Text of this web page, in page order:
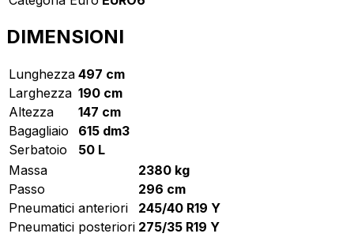
DIMENSIONI
Lunghezza 497 cm
Larghezza 190 cm
Altezza
147 cm
Bagagliaio
615 dm3
Serbatoio
50 L
Massa
2380 kg
Passo
296 cm
Pneumatici anteriori
245/40 R19 Y
Pneumatici posteriori 275/35 R19 Y